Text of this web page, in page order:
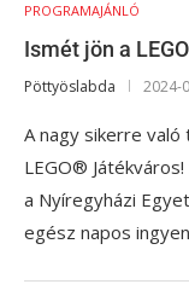
PROGRAMAJÁNLÓ
Ismét jön a
Pöttyöslabda 2024-
A nagy sikerre
LEGO®
a Nyíregyházi
egész napos